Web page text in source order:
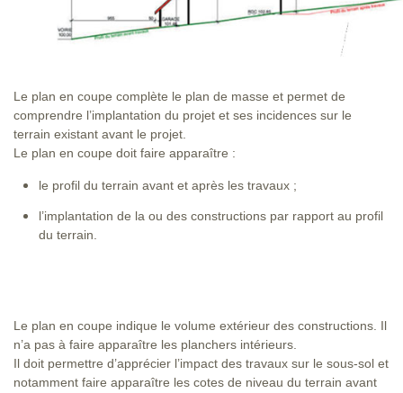
Le plan en coupe complète le plan de masse et permet de
comprendre l’implantation du projet et ses incidences sur le
terrain existant avant le projet.
Le plan en coupe doit faire apparaître :
le profil du terrain avant et après les travaux ;
l’implantation de la ou des constructions par rapport au profil
du terrain.
Le plan en coupe indique le volume extérieur des constructions. Il
n’a pas à faire apparaître les planchers intérieurs.
Il doit permettre d’apprécier l’impact des travaux sur le sous-sol et
notamment faire apparaître les cotes de niveau du terrain avant